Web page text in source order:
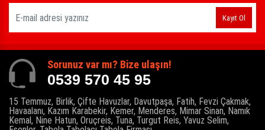
Kayıt Ol
Sorunuz var mı? Bize ulaşın!
0539 570 45 95
15 Temmuz, Birlik, Çifte Havuzlar, Davutpaşa, Fatih, Fevzi Çakmak,
Havaalanı, Kazım Karabekir, Kemer, Menderes, Mimar Sinan, Namık
Kemal, Nine Hatun, Oruçreis, Tuna, Turgut Reis, Yavuz Selim,